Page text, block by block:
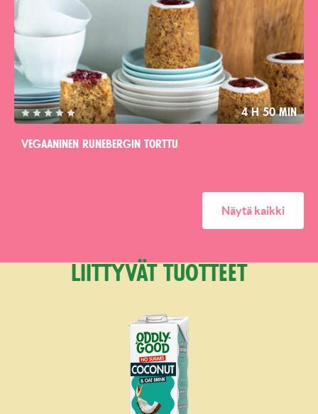
4 h 50 min
Vegaaninen runebergin torttu
Näytä kaikki
Liittyvät tuotteet